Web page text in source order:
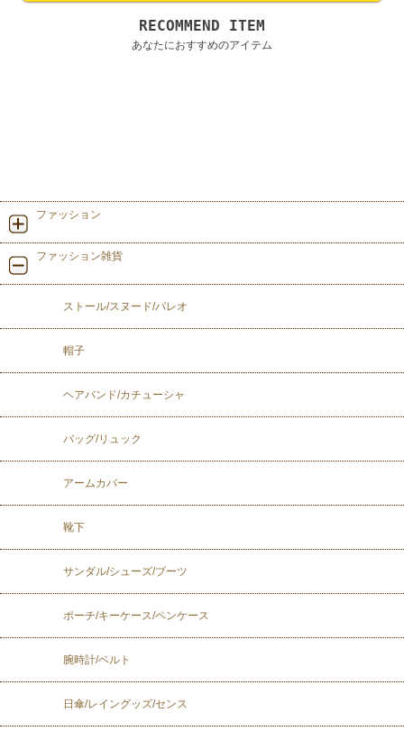
RECOMMEND ITEM
あなたにおすすめのアイテム
ファッション
ファッション雑貨
ストール/スヌード/パレオ
帽子
ヘアバンド/カチューシャ
バッグ/リュック
アームカバー
靴下
サンダル/シューズ/ブーツ
ポーチ/キーケース/ペンケース
腕時計/ベルト
日傘/レイングッズ/センス